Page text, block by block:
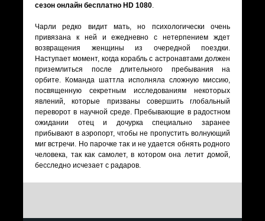
сезон онлайн бесплатно HD 1080.
Чарли редко видит мать, но психологически очень
привязана к ней и ежедневно с нетерпением ждет
возвращения женщины из очередной поездки.
Наступает момент, когда корабль с астронавтами должен
приземлиться после длительного пребывания на
орбите. Команда шаттла исполняла сложную миссию,
посвященную секретным исследованиям некоторых
явлений, которые призваны совершить глобальный
переворот в научной среде. Пребывающие в радостном
ожидании отец и дочурка специально заранее
прибывают в аэропорт, чтобы не пропустить волнующий
миг встречи. Но парочке так и не удается обнять родного
человека, так как самолет, в котором она летит домой,
бесследно исчезает с радаров.